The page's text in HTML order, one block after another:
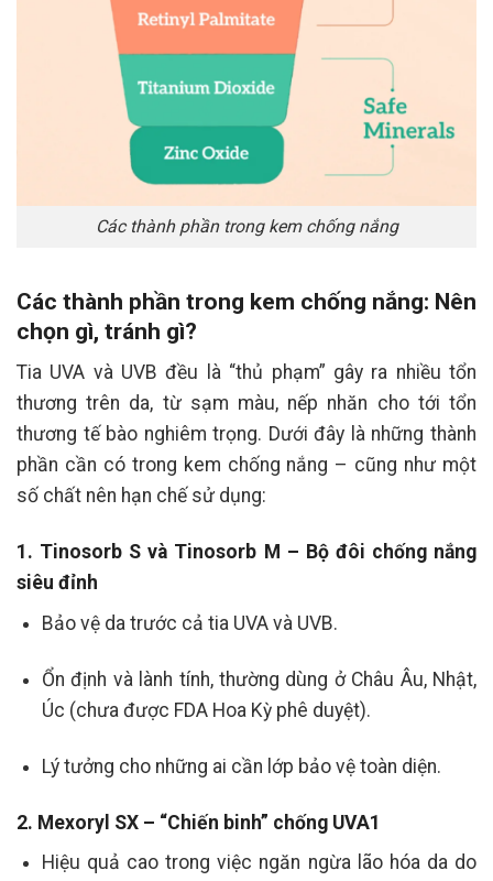
Các thành phần trong kem chống nắng
Các thành phần trong kem chống nắng: Nên
chọn gì, tránh gì?
Tia UVA và UVB đều là “thủ phạm” gây ra nhiều tổn
thương trên da, từ sạm màu, nếp nhăn cho tới tổn
thương tế bào nghiêm trọng. Dưới đây là những thành
phần cần có trong kem chống nắng – cũng như một
số chất nên hạn chế sử dụng:
1. Tinosorb S và Tinosorb M – Bộ đôi chống nắng
siêu đỉnh
Bảo vệ da trước cả tia UVA và UVB.
Ổn định và lành tính, thường dùng ở Châu Âu, Nhật,
Úc (chưa được FDA Hoa Kỳ phê duyệt).
Lý tưởng cho những ai cần lớp bảo vệ toàn diện.
2. Mexoryl SX – “Chiến binh” chống UVA1
Hiệu quả cao trong việc ngăn ngừa lão hóa da do